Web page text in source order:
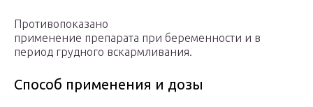
Противопоказано
применение препарата при беременности и в
период грудного вскармливания.
Способ применения и дозы